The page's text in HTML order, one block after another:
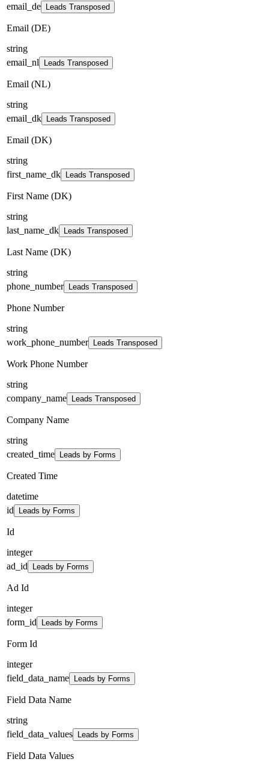
email_de
Leads Transposed
Email (DE)
string
email_nl
Leads Transposed
Email (NL)
string
email_dk
Leads Transposed
Email (DK)
string
first_name_dk
Leads Transposed
First Name (DK)
string
last_name_dk
Leads Transposed
Last Name (DK)
string
phone_number
Leads Transposed
Phone Number
string
work_phone_number
Leads Transposed
Work Phone Number
string
company_name
Leads Transposed
Company Name
string
created_time
Leads by Forms
Created Time
datetime
id
Leads by Forms
Id
integer
ad_id
Leads by Forms
Ad Id
integer
form_id
Leads by Forms
Form Id
integer
field_data_name
Leads by Forms
Field Data Name
string
field_data_values
Leads by Forms
Field Data Values